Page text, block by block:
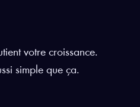
votre croissance.
simple que ça.